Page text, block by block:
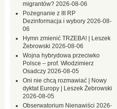
migrantów? 2026-08-06
Pożegnanie z III RP
Dezinformacja i wybory 2026-08-
06
Hymn zmienić TRZEBA! | Leszek
Żebrowski 2026-08-06
Wojna hybrydowa przeciwko
Polsce – prof. Włodzimierz
Osadczy 2026-08-05
Oni nie chcą rozmawiać | Nowy
dyktat Europy | Leszek Żebrowski
2026-08-05
Obserwatorium Nienawiści 2026-